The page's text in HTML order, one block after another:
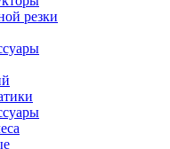
резки